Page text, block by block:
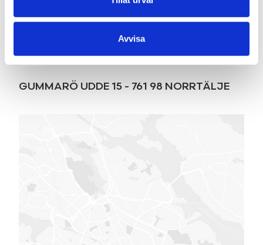
Avvisa
GUMMARÖ UDDE 15 - 761 98 NORRTÄLJE